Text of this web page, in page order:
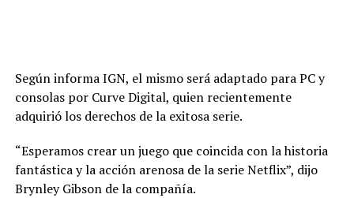
Según informa IGN, el mismo será adaptado para PC y
consolas por Curve Digital, quien recientemente
adquirió los derechos de la exitosa serie.
“Esperamos crear un juego que coincida con la historia
fantástica y la acción arenosa de la serie Netflix”, dijo
Brynley Gibson de la compañía.